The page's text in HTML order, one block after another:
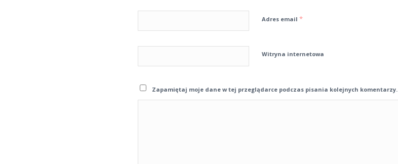
Adres email *
Witryna internetowa
Zapamiętaj moje dane w tej przeglądarce podczas pisania kolejnych komentarzy.